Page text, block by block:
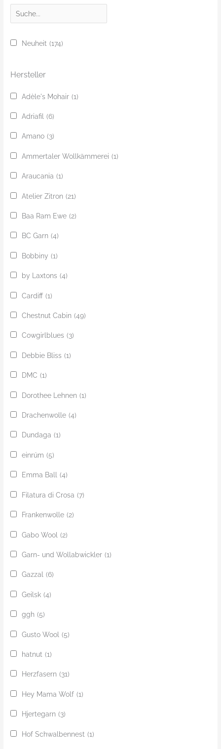
u
Neuheit (174)
Hersteller
Adèle's Mohair (1)
Adriafil (6)
Amano (3)
Ammertaler Wollkämmerei (1)
Araucania (1)
Atelier Zitron (21)
Baa Ram Ewe (2)
BC Garn (4)
Bobbiny (1)
by Laxtons (4)
Cardiff (1)
Chestnut Cabin (49)
Cowgirlblues (3)
Debbie Bliss (1)
DMC (1)
Dorothee Lehnen (1)
Drachenwolle (4)
Dundaga (1)
einrúm (5)
Emma Ball (4)
Filatura di Crosa (7)
Frankenwolle (2)
Gabo Wool (2)
Garn- und Wollabwickler (1)
Gazzal (6)
Geilsk (4)
ggh (5)
Gusto Wool (5)
hatnut (1)
Herzfasern (31)
Hey Mama Wolf (1)
Hjertegarn (3)
Hof Schwalbennest (1)